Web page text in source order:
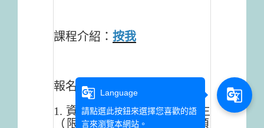
課程介紹： 按我
報名資訊：
1. 資格：本校大三、大四學生
（限20-29歲本國籍青年，
碩
g_translate
Language
請點選此按鈕來選擇您喜歡的語
言來瀏覽本網站。
g_translate